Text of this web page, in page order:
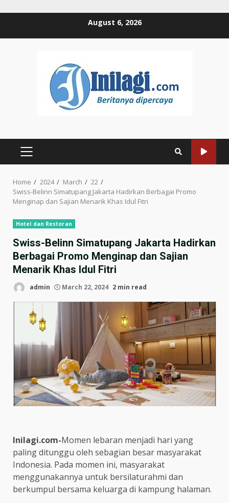
August 6, 2026
PRIMARY
Home 2024 March
22
Swiss-Belinn Simatupang Jakarta Hadirkan Berbagai Promo
Menginap dan Sajian Menarik Khas Idul Fitri
Hotel dan Restoran
Swiss-Belinn Simatupang Jakarta Hadirkan
Berbagai Promo Menginap dan Sajian
Menarik Khas Idul Fitri
admin March 22, 2024 2 min read
Inilagi.com-Momen lebaran menjadi hari yang
paling ditunggu oleh sebagian besar masyarakat
Indonesia. Pada momen ini, masyarakat
menggunakannya untuk bersilaturahmi dan
berkumpul bersama keluarga di kampung halaman.